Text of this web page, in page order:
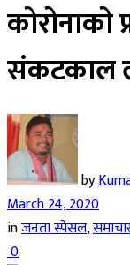
कोरोनाको
संकटकाल
by
March 24, 2020
inजनता स्पेसल,
0